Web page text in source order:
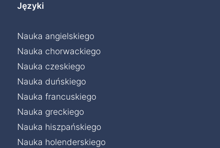
Języki
Nauka angielskiego
Nauka chorwackiego
Nauka czeskiego
Nauka duńskiego
Nauka francuskiego
Nauka greckiego
Nauka hiszpańskiego
Nauka holenderskiego